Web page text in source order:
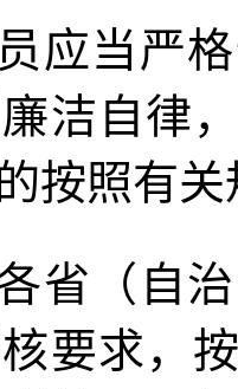
应当严
洁自律
按照有
省（自治
要求，